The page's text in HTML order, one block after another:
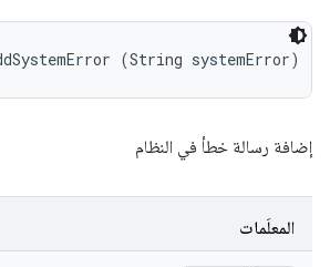
(String systemError)
إضافة رسالة خطأ في النظام
المعلَمات